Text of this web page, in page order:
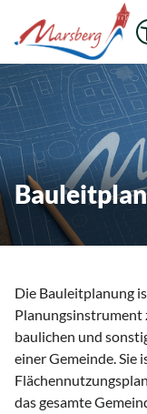
Die Bauleitplanung
Planungsinstrument
baulichen und
einer Gemeinde. Sie
das gesamte